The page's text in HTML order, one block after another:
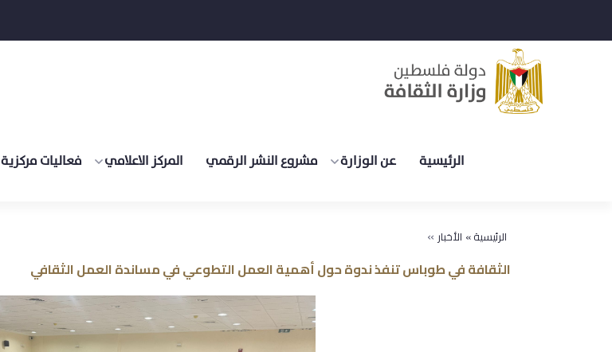
الرئيسية عن الوزارة مشروع النشر الرقمي المركز الاعلامي فعاليات مركزية
الرئيسية » الأخبار »
الثقافة في طوباس تنفذ ندوة حول أهمية العمل التطوعي في مساندة العمل الثقافي